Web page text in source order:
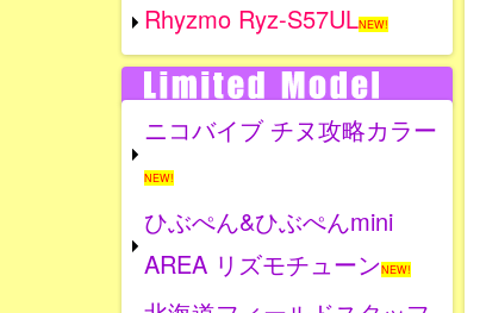
Rhyzmo Ryz-S57ULNEW!
ニコバイブ チヌ攻略カラー
NEW!
ひぶぺん&ひぶぺんmini
AREA リズモチューンNEW!